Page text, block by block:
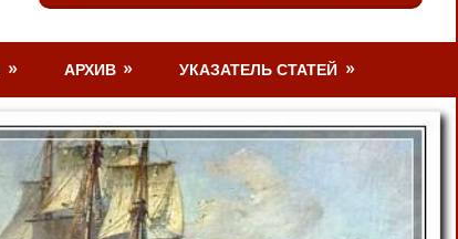
АРХИВ УКАЗАТЕЛЬ СТАТЕЙ